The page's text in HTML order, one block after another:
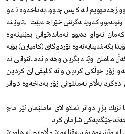
بوو.زهه‌موویم له‌ كیس چوو..به‌داخه‌وه‌ ئه‌و
كه‌وینه‌گرتنی خێرا هه‌بێت ..تاوێنه‌
ته‌واو ده‌بوو نه‌مانده‌توانی بمێنینه‌وه‌
بگه‌شتینایه‌ته‌وه‌ ئۆردوگای (كامیاران) بۆیه‌
ماملێ‌ وێنه‌ بگرین وهه‌م نه‌مانتوانی ئه‌
زۆر خوڵكی كردین و ته‌كلیفی لێ‌ كردین
به‌ڵام نه‌مانتوانی زۆر به‌داخه‌وه‌ دواتر
بازاڕ دواتر ئملاو لای ماملێمان تێر ماچ
جێگه‌یه‌كی شارمان كرد .